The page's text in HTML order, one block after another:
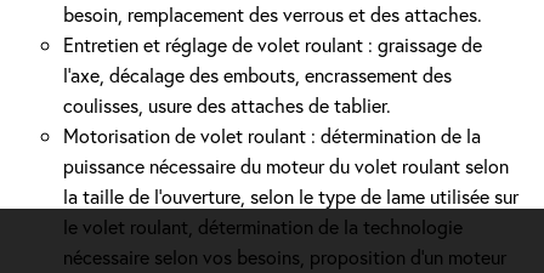
besoin, remplacement des verrous et des attaches.
Entretien et réglage de volet roulant : graissage de
l’axe, décalage des embouts, encrassement des
coulisses, usure des attaches de tablier.
Motorisation de volet roulant : détermination de la
puissance nécessaire du moteur du volet roulant selon
la taille de l’ouverture, selon le type de lame utilisée sur
le volet roulant, détermination de la technologie
nécessaire selon vos besoins, proposition d'un moteur